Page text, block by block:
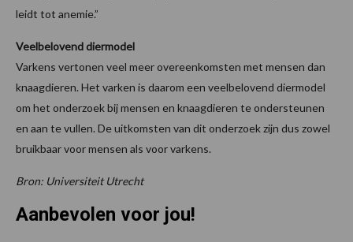
leidt tot anemie.”
Veelbelovend diermodel
Varkens vertonen veel meer overeenkomsten met mensen dan
knaagdieren. Het varken is daarom een veelbelovend diermodel
om het onderzoek bij mensen en knaagdieren te ondersteunen
en aan te vullen. De uitkomsten van dit onderzoek zijn dus zowel
bruikbaar voor mensen als voor varkens.
Bron: Universiteit Utrecht
Aanbevolen voor jou!